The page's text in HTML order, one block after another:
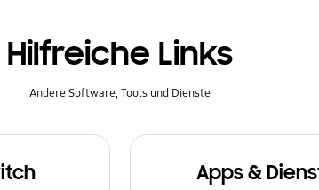
Hilfreiche Links
Andere Software, Tools und Dienste
Apps &